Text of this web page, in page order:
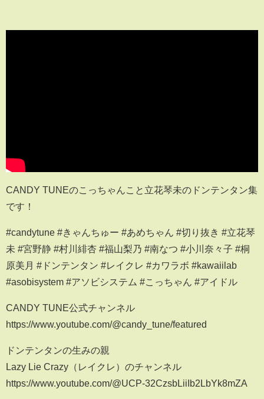
CANDY TUNEのこっちゃんこと立花琴未のドンテンタン集
です！
#candytune #きゃんちゅー #あめちゃん #切り抜き #立花琴
未 #宮野静 #村川緋杏 #福山梨乃 #南なつ #小川奈々子 #桐
原美月 #ドンテンタン #レイクレ #カワラボ #kawaiilab
#asobisystem #アソビシステム #こっちゃん #アイドル
CANDY TUNE公式チャンネル
https://www.youtube.com/@candy_tune/featured
ドンテンタンの生みの親
Lazy Lie Crazy（レイクレ）のチャンネル
https://www.youtube.com/@UCP-32CzsbLiiIb2LbYk8mZA